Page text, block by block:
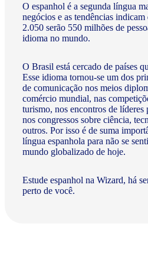
O espanhol é a segunda língua
negócios e as tendências indicam
2.050 serão 550 milhões de
idioma no mundo.
O Brasil está cercado de países
Esse idioma tornou-se um dos
de comunicação nos meios
comércio mundial, nas
turismo, nos encontros de
nos congressos sobre ciência,
outros. Por isso é de suma
língua espanhola para não se
mundo globalizado de hoje.
Estude espanhol na Wizard, há
perto de você.